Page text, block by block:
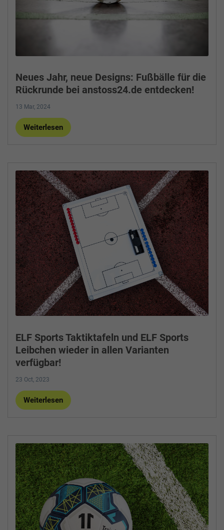
Neues Jahr, neue Designs: Fußbälle für die
Rückrunde bei anstoss24.de entdecken!
13 Mar, 2024
Weiterlesen
ELF Sports Taktiktafeln und ELF Sports
Leibchen wieder in allen Varianten
verfügbar!
23 Oct, 2023
Weiterlesen